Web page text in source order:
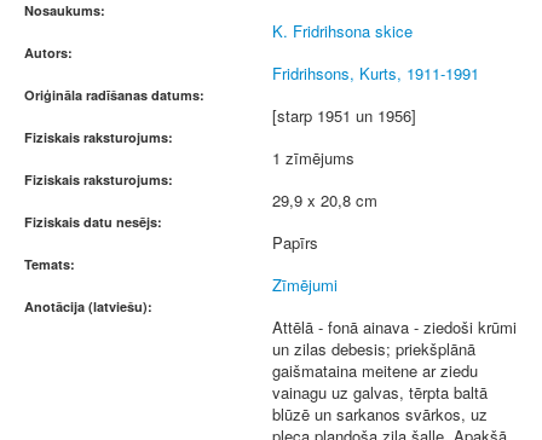
Nosaukums:
K. Fridrihsona skice
Autors:
Fridrihsons, Kurts, 1911-1991
Oriģināla radīšanas datums:
[starp 1951 un 1956]
Fiziskais raksturojums:
1 zīmējums
Fiziskais raksturojums:
29,9 x 20,8 cm
Fiziskais datu nesējs:
Papīrs
Temats:
Zīmējumi
Anotācija (latviešu):
Attēlā - fonā ainava - ziedoši krūmi
un zilas debesis; priekšplānā
gaišmataina meitene ar ziedu
vainagu uz galvas, tērpta baltā
blūzē un sarkanos svārkos, uz